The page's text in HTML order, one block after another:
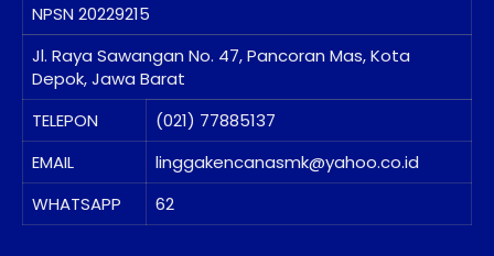
NPSN 20229215
Jl. Raya Sawangan No. 47, Pancoran Mas, Kota
Depok, Jawa Barat
TELEPON
(021) 77885137
EMAIL
linggakencanasmk@yahoo.co.id
WHATSAPP
62